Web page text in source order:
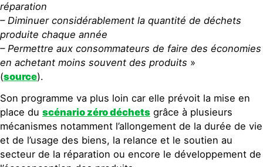
réparation
– Diminuer considérablement la quantité de déchets
produite chaque année
– Permettre aux consommateurs de faire des économies
en achetant moins souvent des produits »
(source).
Son programme va plus loin car elle prévoit la mise en
place du scénario zéro déchets grâce à plusieurs
mécanismes notamment l’allongement de la durée de vie
et de l’usage des biens, la relance et le soutien au
secteur de la réparation ou encore le développement de